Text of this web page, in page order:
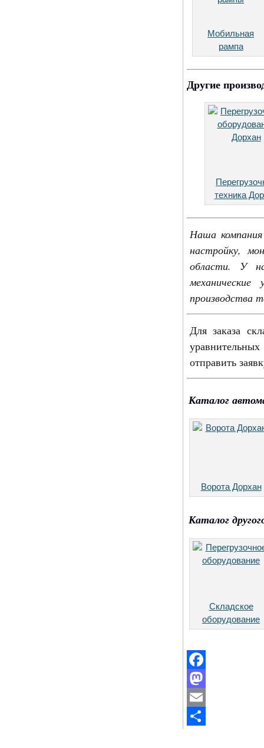
Мобильная
рампа
Другие
техника
Наша компания
настройку,
области. У
производства
Для заказа
отправить
Каталог
Ворота Дорхан
Каталог
Складское
оборудование
Facebook
Mastodon
Email